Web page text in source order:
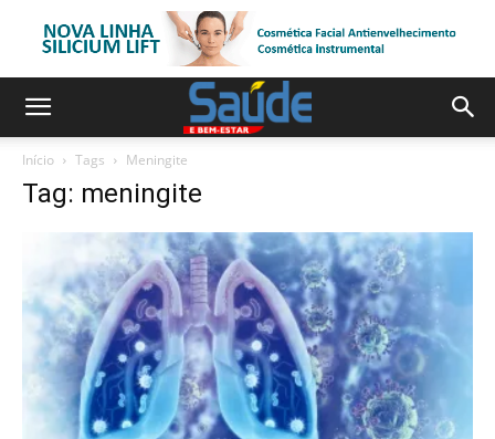
Início Tags Meningite
Tag: meningite